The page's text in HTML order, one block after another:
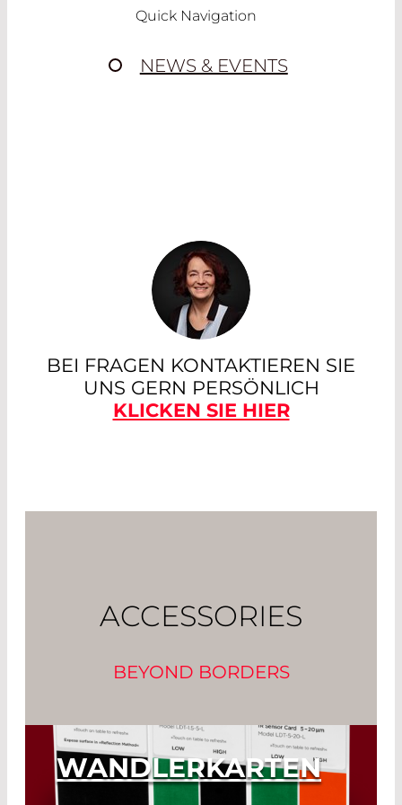
Quick Navigation
NEWS & EVENTS
BEI FRAGEN KONTAKTIEREN SIE
UNS GERN PERSÖNLICH
KLICKEN SIE HIER
ACCESSORIES
BEYOND BORDERS
WANDLERKARTEN